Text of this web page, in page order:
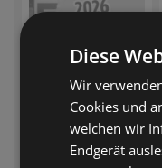
Diese
Wir
Cookies und
welchen wir
Endgerät